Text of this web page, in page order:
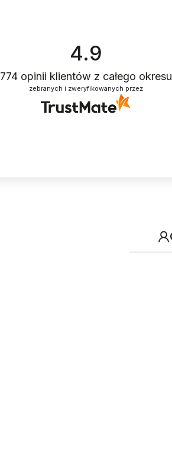
4.9
774opinii klientów z całego okresu
zebranych i zweryfikowanych przez